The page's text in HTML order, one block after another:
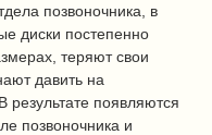
позвоночника, в
диски постепенно
теряют свои
давить на
появляются
позвоночника и